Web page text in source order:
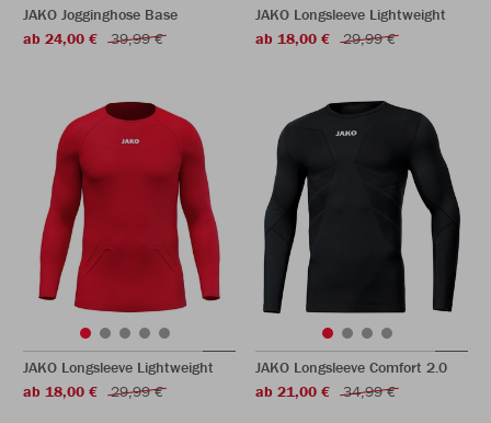
JAKO Jogginghose Base
ab 24,00 €
39,99 €
JAKO Longsleeve Lightweight
ab 18,00 €
29,99 €
JAKO Longsleeve Lightweight
ab 18,00 €
29,99 €
JAKO Longsleeve Comfort 2.0
ab 21,00 €
34,99 €